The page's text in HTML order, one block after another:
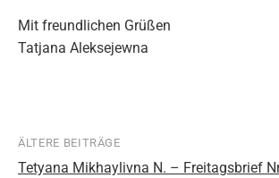
Mit freundlichen Grüßen
Tatjana Aleksejewna
Beitragsnavigation
ÄLTERE BEITRÄGE
Tetyana Mikhaylivna N. – Freitagsbrief